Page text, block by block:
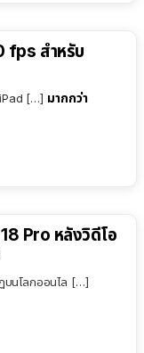
fps สำหรับ
iPad […] มากกว่า
Pro หลังวิดีโอ
บนโลกออนไล […]